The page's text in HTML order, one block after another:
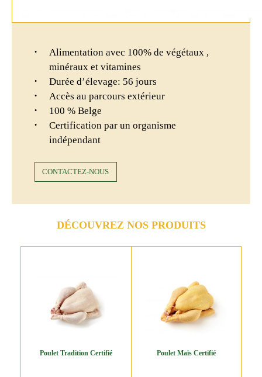
Alimentation avec 100% de végétaux ,
minéraux et vitamines
Durée d’élevage: 56 jours
Accès au parcours extérieur
100 % Belge
Certification par un organisme
indépendant
CONTACTEZ-NOUS
DÉCOUVREZ NOS PRODUITS
Poulet Tradition Certifié Poulet Maïs Certifié